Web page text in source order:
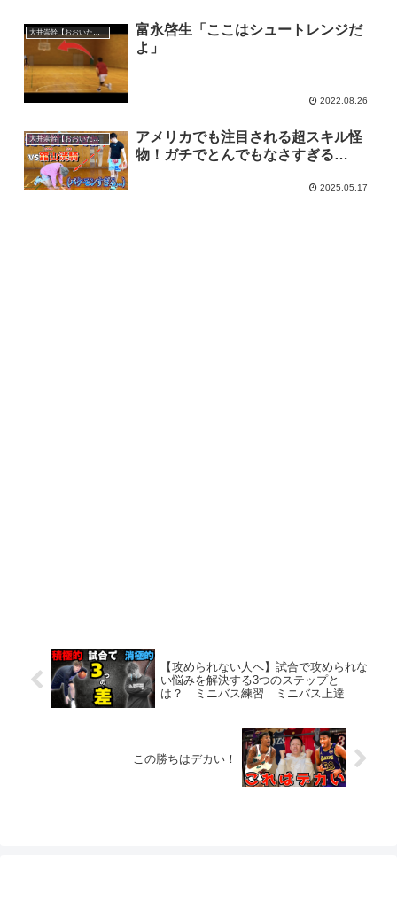
富永啓生「ここはシュートレンジだ
よ」
2022.08.26
大井崇幹【おおいたかよし】
アメリカでも注目される超スキル怪
物！ガチでとんでもなさすぎる…
2025.05.17
【攻められない人へ】試合で攻められな
い悩みを解決する3つのステップと
は？ ミニバス練習 ミニバス上達
この勝ちはデカい！